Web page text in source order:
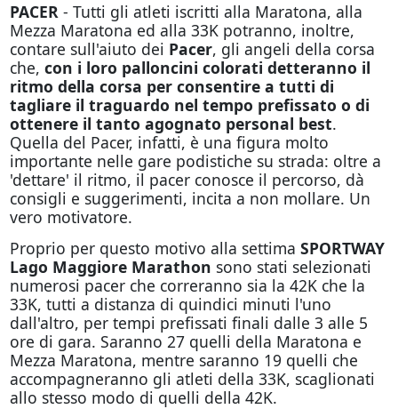
PACER- Tutti gli atleti iscritti alla Maratona, alla
Mezza Maratona ed alla 33K potranno, inoltre,
contare sull'aiuto dei Pacer, gli angeli della corsa
che, con i loro palloncini colorati detteranno il
ritmo della corsa per consentire a tutti di
tagliare il traguardo nel tempo prefissato o di
ottenere il tanto agognato personal best.
Quella del Pacer, infatti, è una figura molto
importante nelle gare podistiche su strada: oltre a
'dettare' il ritmo, il pacer conosce il percorso, dà
consigli e suggerimenti, incita a non mollare. Un
vero motivatore.
Proprio per questo motivo alla settima SPORTWAY
Lago Maggiore Marathon sono stati selezionati
numerosi pacer che correranno sia la 42K che la
33K, tutti a distanza di quindici minuti l'uno
dall'altro, per tempi prefissati finali dalle 3 alle 5
ore di gara. Saranno 27 quelli della Maratona e
Mezza Maratona, mentre saranno 19 quelli che
accompagneranno gli atleti della 33K, scaglionati
allo stesso modo di quelli della 42K.